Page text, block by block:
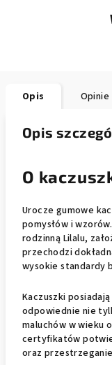
Opis Opinie
Opis
O
Urocze gumowe
pomysłów i
rodzinną Lilalu,
przechodzi
wysokie standardy
Kaczuszki
odpowiednie nie
maluchów w wieku
certyfikatów
oraz